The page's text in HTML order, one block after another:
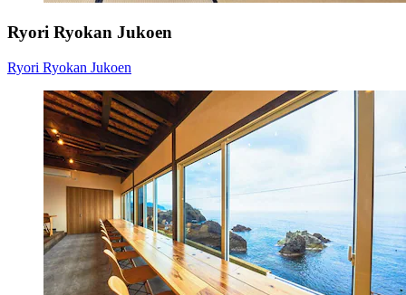
Ryori Ryokan Jukoen
Ryori Ryokan Jukoen